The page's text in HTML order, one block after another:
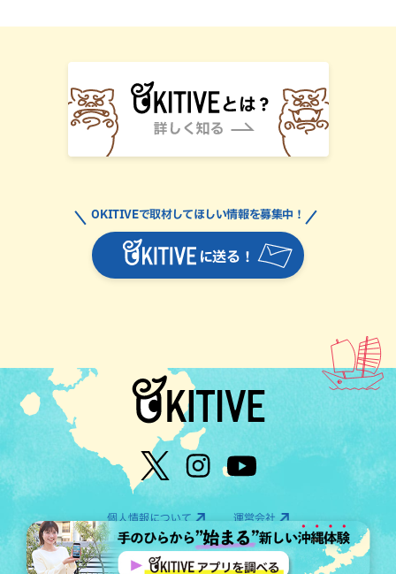
に送る！
OKITIVEで取材してほしい情報を募集中！
個人情報について 運営会社
©OTV CO.,LTD All Rights Reserved.